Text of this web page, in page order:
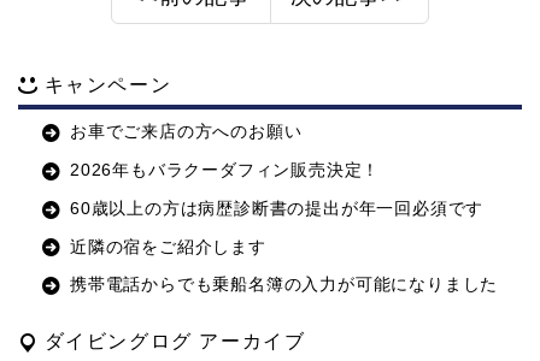
キャンペーン
お車でご来店の方へのお願い
2026年もバラクーダフィン販売決定！
60歳以上の方は病歴診断書の提出が年一回必須です
近隣の宿をご紹介します
携帯電話からでも乗船名簿の入力が可能になりました
ダイビングログ アーカイブ